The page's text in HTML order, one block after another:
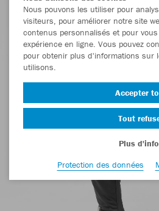
Nous pouvons les utiliser pour
visiteurs, pour améliorer notre site
contenus personnalisés et pour
expérience en ligne. Vous pouvez
pour obtenir plus d'informations sur
utilisons.
Accepter
Tout
Plus
Protection des données